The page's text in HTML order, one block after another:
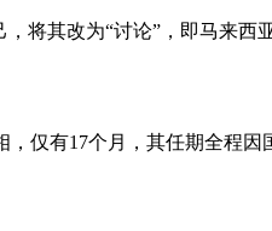
将其改为“讨论”，即马来西
仅有17个月，其任期全程